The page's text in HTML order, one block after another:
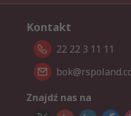
Kontakt
22 22 3 11 11
Znajdź nas na